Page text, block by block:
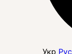
Укр Рус